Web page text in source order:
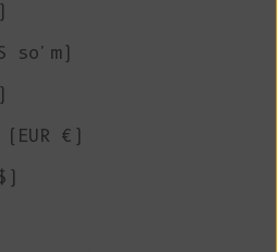
so'm)
€)